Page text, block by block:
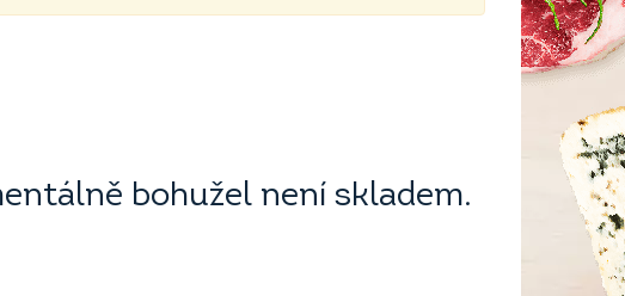
bohužel není skladem.